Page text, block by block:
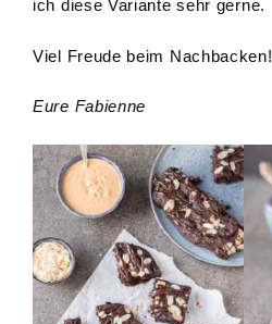
ich diese Variante sehr gerne.
Viel Freude beim Nachbacken!
Eure Fabienne